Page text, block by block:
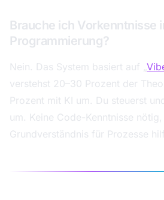
Brauche ich Vorkenntnisse
Programmierung?
Nein. Das System basiert auf „
verstehst 20–30 Prozent der
Prozent mit KI um. Du steuerst
um. Keine Code-Kenntnisse
Grundverständnis für Prozesse